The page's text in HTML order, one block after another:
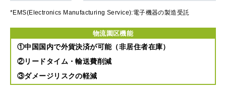
*EMS(Electronics Manufacturing Service):電子機器の製造受託
物流園区機能
①中国国内で外貨決済が可能（非居住者在庫）
②リードタイム・輸送費削減
③ダメージリスクの軽減